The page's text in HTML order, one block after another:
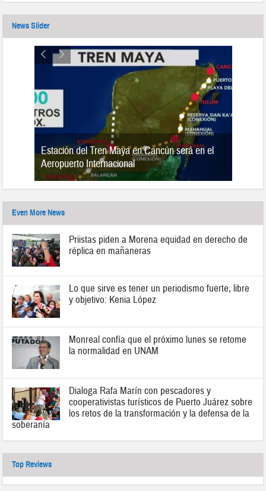
News Slider
Estación del Tren Maya en Cancún será en el
Aeropuerto Internacional
Even More News
Priistas piden a Morena equidad en derecho de
réplica en mañaneras
Lo que sirve es tener un periodismo fuerte, libre
y objetivo: Kenia López
Monreal confía que el próximo lunes se retome
la normalidad en UNAM
Dialoga Rafa Marín con pescadores y
cooperativistas turísticos de Puerto Juárez sobre
los retos de la transformación y la defensa de la
soberanía
Top Reviews